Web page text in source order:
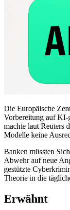
Die Europäische
Vorbereitung auf KI-
machte laut Reuters
Modelle keine
Banken müssten
Abwehr auf neue
gestützte
Theorie in die
Erwähnt